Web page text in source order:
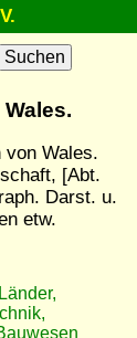
von Wales.
[Abt.
Darst. u.
etw.